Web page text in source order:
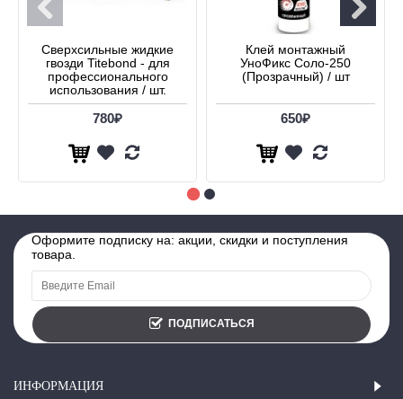
Сверхсильные жидкие
гвозди Titebond - для
профессионального
использования / шт.
780₽
Клей монтажный
УноФикс Соло-250
(Прозрачный) / шт
650₽
Оформите подписку на: акции, скидки и поступления
товара.
ПОДПИСАТЬСЯ
ИНФОРМАЦИЯ